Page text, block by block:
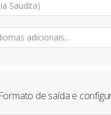
Saudita)
adicionais...
Formato de saída e